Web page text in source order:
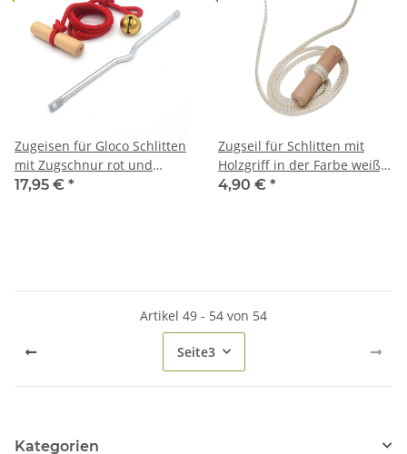
Zugeisen für Gloco Schlitten
mit Zugschnur rot und
Rollen-Glöckchen
17,95 € *
Zugseil für Schlitten mit
Holzgriff in der Farbe weiß,
Seillänge 200 cm, frei für
4,90 € *
Artikel 49 - 54 von 54
Seite3
Kategorien